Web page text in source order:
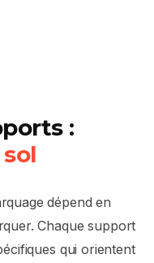
:
dépend en
Chaque support
qui orientent